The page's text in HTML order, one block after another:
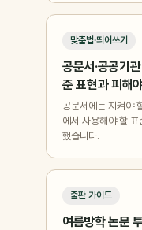
맞춤법·띄어쓰기
공문서·공공기
준 표현과 피해
공문서에는 지켜야
에서 사용해야 할 표
했습니다.
출판 가이드
여름방학 논문